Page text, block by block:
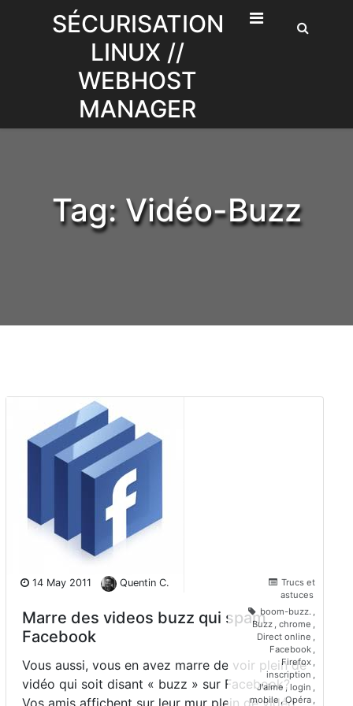
SÉCURISATION
LINUX //
WEBHOST
MANAGER
Tag: Vidéo-Buzz
14 May 2011 Quentin C.
Marre des videos buzz qui spam
Facebook
Vous aussi, vous en avez marre de voir plein de
vidéo qui soit disant « buzz » sur Facebook?
Vos amis affichent sur leur mur plein de vidéo
Trucs et
astuces
boom-buzz.
Buzz
chrome
Direct online
Facebook
Firefox
inscription
J'aime ,login
mobile ,Opéra